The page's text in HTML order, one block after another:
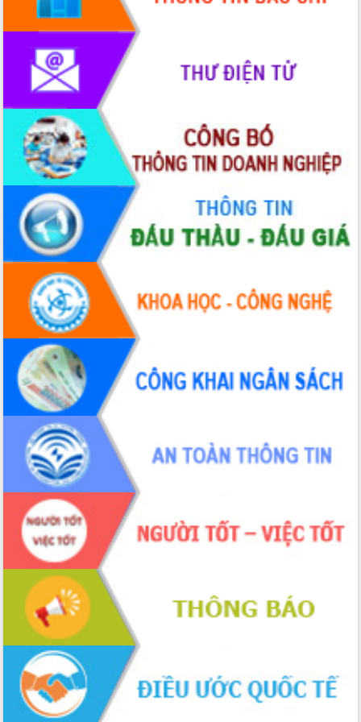
Lễ truy điệu và an táng hài cốt liệt sĩ
tại Nghĩa trang Liệt sĩ xã Sơn Hòa
Bàn giải pháp tháo gỡ khó khăn trong
xuất khẩu sầu riêng và triển khai quy
định EUDR
Thứ trưởng Bộ Nông nghiệp và Môi
trường Nguyễn Hoàng Hiệp khảo sát
vùng trồng và doanh nghiệp đóng gói
sầu riêng tại Đắk Lắk
Trình diễn nghệ thuật chế biến các
món ăn từ sầu riêng
Đắk Lắk công bố Quy hoạch và xúc
tiến đầu tư tỉnh
Ngành cá ngừ Đắk Lắk chủ động thích
ứng để giữ vững thị trường xuất khẩu
Diễn đàn Kinh tế tư nhân Việt Nam đột
phá cơ chế - Hợp tác công tư
Đề án 06 tạo bước ngoặt đột phá trong
cải cách hành chính tỉnh Đắk Lắk
Kết nối tour, đẩy mạnh chuyển đổi số
để phát triển du lịch Đắk Lắk
Khởi động Dự án Đầu tư xây dựng hạ
tầng kỹ thuật Cụm công nghiệp Tân
Gặp mặt các cơ quan báo chí nhân Kỷ
niệm 101 năm Ngày Báo chí Cách
mạng Việt Nam
Đắk Lắk sơ kết 4 năm triển khai thực
hiện Đề án 06 của Chính phủ
Họp báo thông tin về Hội nghị Công bố
Quy hoạch và Xúc tiến đầu tư tỉnh Đắk
Khơi thông điểm nghẽn, đẩy nhanh
giải ngân vốn khắc phục thiên tai
HĐND tỉnh thông qua điều chỉnh Quy
hoạch tỉnh thời kỳ 2021-2030
Hội thảo góp ý hồ sơ điều chỉnh quy
hoạch tỉnh Đắk Lắk thời kỳ 2021-2030,
tầm nhìn đến năm 2050
Nâng cao hiệu quả hoạt động của các